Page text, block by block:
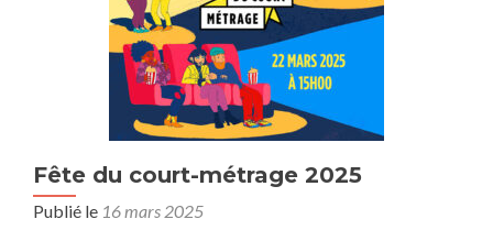
Fête du court-métrage 2025
Publié le 16 mars 2025